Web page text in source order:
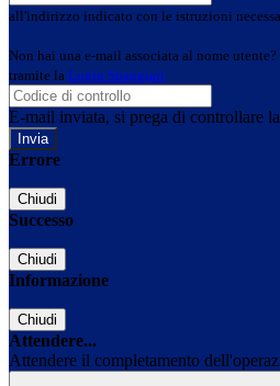
all'indirizzo indicato con le istruzioni
Non hai una e-mail associata al nome
tramite la Login Spaggiari
E-mail inviata, si prega di controllare
Errore
Chiudi
Successo
Chiudi
Informazione
Chiudi
Attendere...
Attendere il completamento